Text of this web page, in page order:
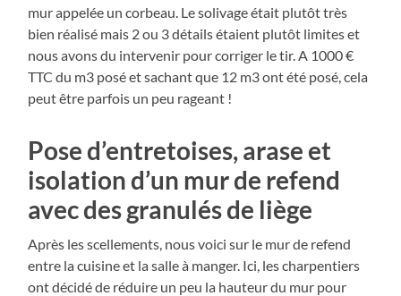
mur appelée un corbeau. Le solivage était plutôt très
bien réalisé mais 2 ou 3 détails étaient plutôt limites et
nous avons du intervenir pour corriger le tir. A 1000 €
TTC du m3 posé et sachant que 12 m3 ont été posé, cela
peut être parfois un peu rageant !
Pose d’entretoises, arase et
isolation d’un mur de refend
avec des granulés de liège
Après les scellements, nous voici sur le mur de refend
entre la cuisine et la salle à manger. Ici, les charpentiers
ont décidé de réduire un peu la hauteur du mur pour